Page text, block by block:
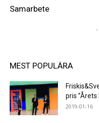
Samarbete
-
MEST POPULÄRA
pris ”Årets
2019-01-16